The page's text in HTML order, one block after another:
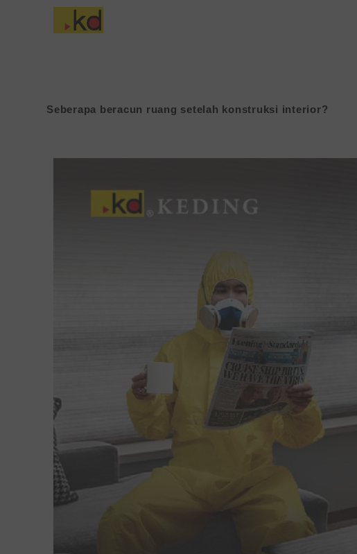
Seberapa beracun ruang setelah konstruksi interior?